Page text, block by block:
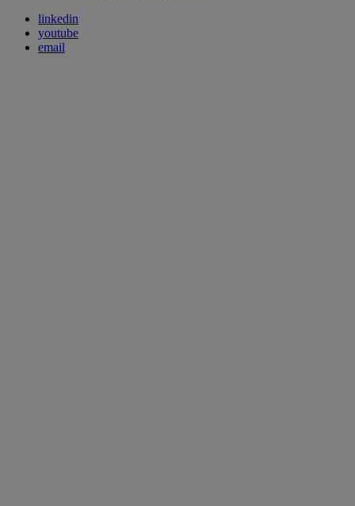
linkedin
youtube
email